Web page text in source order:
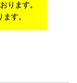
ります。
す。